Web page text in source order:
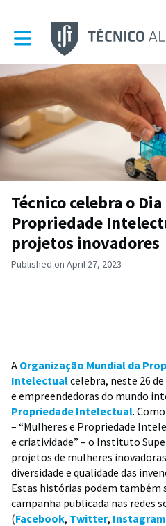
Toggle main navigation
Técnico celebra o
Propriedade
projetos inovadores
Published on April 27, 2023
A Organização Mundial da
Intelectualcelebra, neste 26
e empreendedoras do mundo
Propriedade Intelectual.
– “Mulheres e Propriedade
e criatividade” – o Instituto
projetos de mulheres
diversidade e qualidade das
Estas histórias podem também
campanha publicada nas redes
(Facebook, Twitter, Instagram